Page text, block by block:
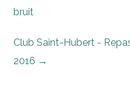
bruit
Club Saint-Hubert -
2016 →